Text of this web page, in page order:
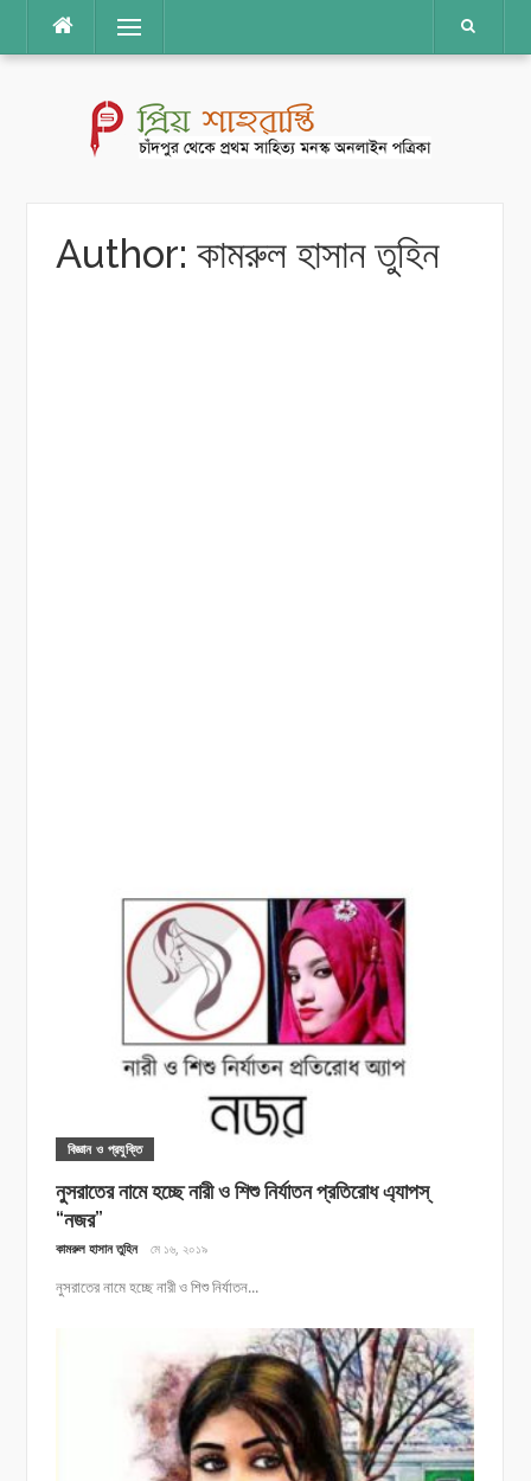
content
Menu
Author: কামরুল হাসান তুহিন
বিজ্ঞান ও প্রযুক্তি
নুসরাতের নামে হচ্ছে নারী ও শিশু নির্যাতন প্রতিরোধ এ্যাপস্
“নজর”
কামরুল হাসান তুহিন মে ১৬, ২০১৯
নুসরাতের নামে হচ্ছে নারী ও শিশু নির্যাতন...